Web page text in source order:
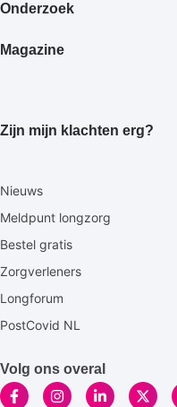
Onderzoek
Magazine
Zijn mijn klachten erg?
Secundaire
Nieuws
Meldpunt longzorg
Bestel gratis
Zorgverleners
Longforum
PostCovid NL
Volg ons overal